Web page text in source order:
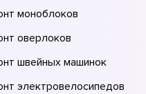
моноблоков
оверлоков
швейных машинок
электровелосипедов